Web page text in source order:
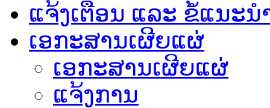
ແຈ້ງເຕືອນ ແລະ ຂໍ້ແນະນ
ເອກະສານເຜີຍແຜ່
ເອກະສານເຜີຍແຜ່
ແຈ້ງການ